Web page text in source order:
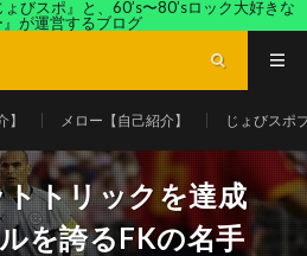
びスポ』と、60’s〜80’sロック大好きな
』が運営するブログ
メロー【自己紹介】 じょびスポ
トリックを達成
を誇るFKの名手